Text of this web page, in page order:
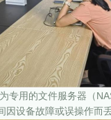
专用的文件服务器（
设备故障或误操作而